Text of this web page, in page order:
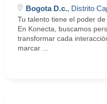
Bogota D.c., Distrito
Tu talento tiene el poder
En Konecta, buscamos
transformar cada
marcar ...